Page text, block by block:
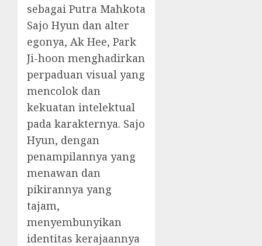
sebagai Putra Mahkota
Sajo Hyun dan alter
egonya, Ak Hee, Park
Ji-hoon menghadirkan
perpaduan visual yang
mencolok dan
kekuatan intelektual
pada karakternya. Sajo
Hyun, dengan
penampilannya yang
menawan dan
pikirannya yang
tajam,
menyembunyikan
identitas kerajaannya